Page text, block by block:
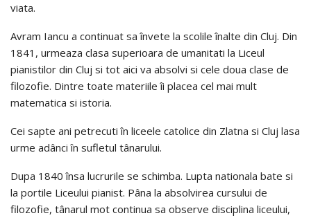
viata.
Avram Iancu a continuat sa învete la scolile înalte din Cluj. Din
1841, urmeaza clasa superioara de umanitati la Liceul
pianistilor din Cluj si tot aici va absolvi si cele doua clase de
filozofie. Dintre toate materiile îi placea cel mai mult
matematica si istoria.
Cei sapte ani petrecuti în liceele catolice din Zlatna si Cluj lasa
urme adânci în sufletul tânarului.
Dupa 1840 însa lucrurile se schimba. Lupta nationala bate si
la portile Liceului pianist. Pâna la absolvirea cursului de
filozofie, tânarul mot continua sa observe disciplina liceului,